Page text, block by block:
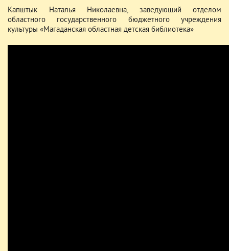
Капштык Наталья Николаевна, заведующий отделом
областного государственного бюджетного учреждения
культуры «Магаданская областная детская библиотека»